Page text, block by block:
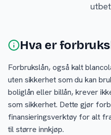
Hva er
Forbrukslån, også kalt
uten sikkerhet som du kan
boliglån eller billån, krever
som sikkerhet. Dette gjør
finansieringsverktøy for alt
til større innkjøp.